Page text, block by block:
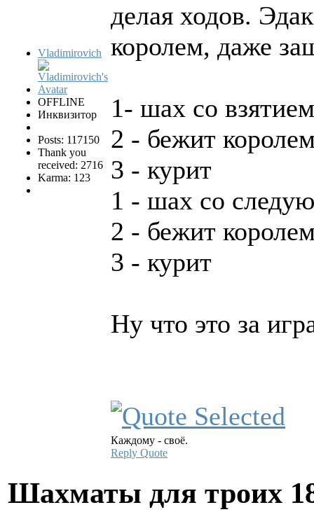
Vladimirovich
OFFLINE
Инквизитор
Posts: 117150
Thank you
received: 2716
Karma: 123
делая ходов.
королем, даже
1- шах со
2 - бежит
3 - курит
1 - шах со
2 - бежит
3 - курит
Ну что это за
Каждому - своё.
Reply Quote
Шахматы для троих